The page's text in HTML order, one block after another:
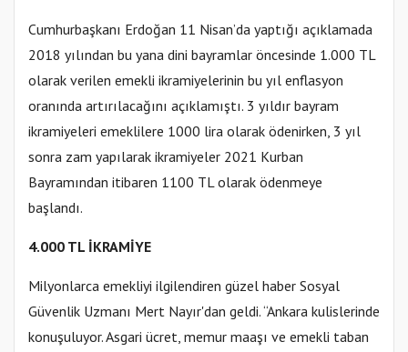
Cumhurbaşkanı Erdoğan 11 Nisan’da yaptığı açıklamada
2018 yılından bu yana dini bayramlar öncesinde 1.000 TL
olarak verilen emekli ikramiyelerinin bu yıl enflasyon
oranında artırılacağını açıklamıştı. 3 yıldır bayram
ikramiyeleri emeklilere 1000 lira olarak ödenirken, 3 yıl
sonra zam yapılarak ikramiyeler 2021 Kurban
Bayramından itibaren 1100 TL olarak ödenmeye
başlandı.
4.000 TL İKRAMİYE
Milyonlarca emekliyi ilgilendiren güzel haber Sosyal
Güvenlik Uzmanı Mert Nayır'dan geldi. “Ankara kulislerinde
konuşuluyor. Asgari ücret, memur maaşı ve emekli taban